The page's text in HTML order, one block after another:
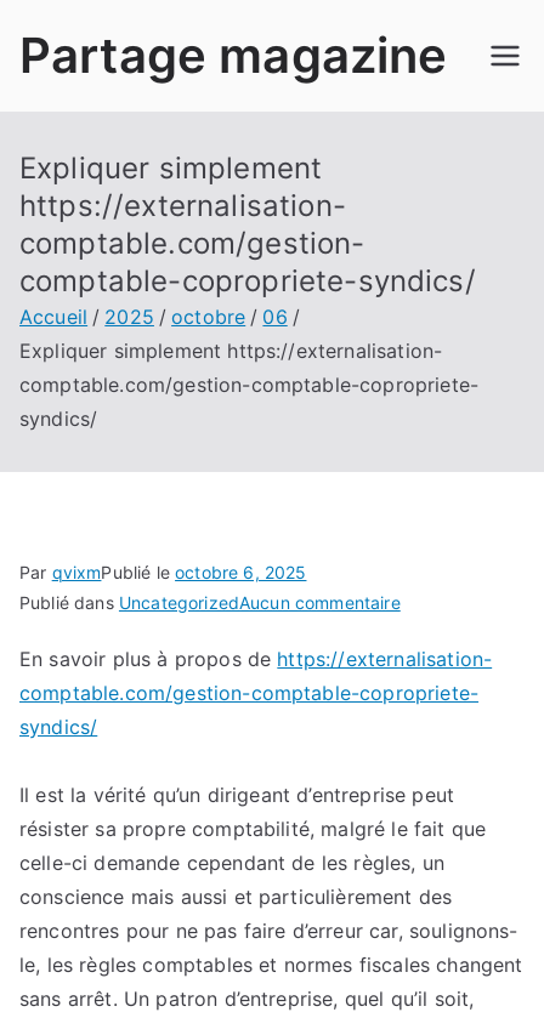
Partage magazine
Expliquer simplement
https://externalisation-
comptable.com/gestion-
comptable-copropriete-syndics/
Accueil 2025 octobre
06
Expliquer simplement https://externalisation-
comptable.com/gestion-comptable-copropriete-
syndics/
Par qvixmPublié leoctobre 6, 2025
Publié dans UncategorizedAucun commentairesur
simplement
https://
syndics/
En savoir plus à propos de https://externalisation-
comptable.com/gestion-comptable-copropriete-
syndics/
Il est la vérité qu’un dirigeant d’entreprise peut
résister sa propre comptabilité, malgré le fait que
celle-ci demande cependant de les règles, un
conscience mais aussi et particulièrement des
rencontres pour ne pas faire d’erreur car, soulignons-
le, les règles comptables et normes fiscales changent
sans arrêt. Un patron d’entreprise, quel qu’il soit,